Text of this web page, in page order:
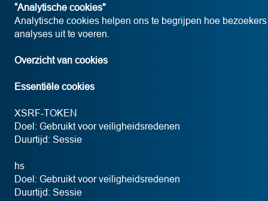
“Analytische cookies"
Analytische cookies helpen ons te begrijpen hoe
analyses uit te voeren.
Overzicht van cookies ​
Essentiële cookies
XSRF-TOKEN
Doel: Gebruikt voor veiligheidsredenen
Duurtijd: Sessie
hs
Doel: Gebruikt voor veiligheidsredenen
Duurtijd: Sessie